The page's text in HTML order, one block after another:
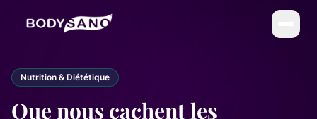
DIÉTÉTIQUE
La Méthode BodySano
Nutrition & Diététique
Que nous cachent les